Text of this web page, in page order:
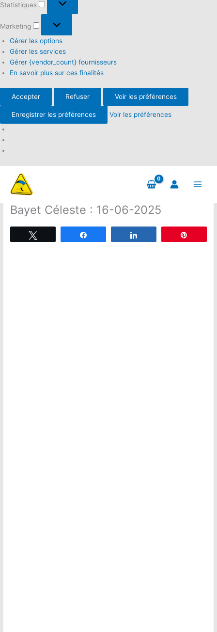
Statistiques
Marketing
Gérer les options
Gérer les services
Gérer {vendor_count} fournisseurs
En savoir plus sur ces finalités
Accepter Refuser Voir les préférences
Enregistrer les préférences Voir les préférences
contenu
Bayet Céleste : 16-06-2025